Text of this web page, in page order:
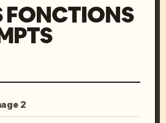
FONCTIONS
2